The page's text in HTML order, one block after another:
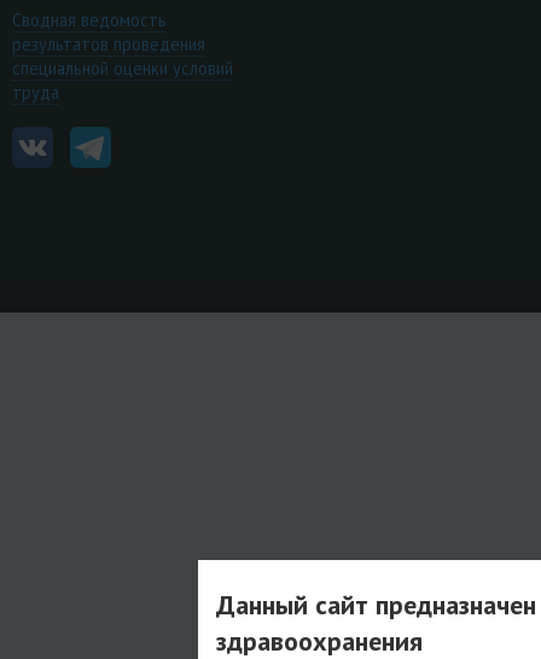
Сводная ведомость
результатов проведения
специальной оценки условий
труда
Данный сайт
здравоохранения